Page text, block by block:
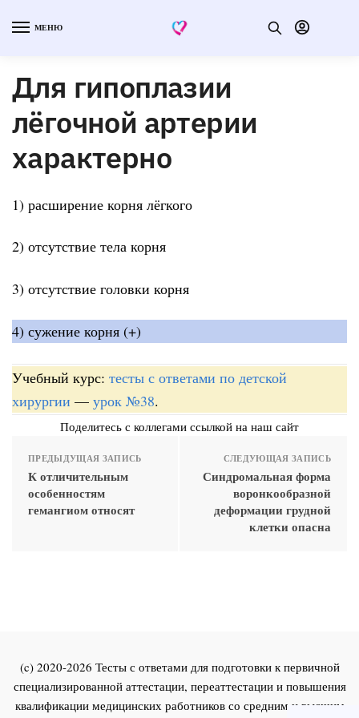
МЕНЮ
Для гипоплазии
лёгочной артерии
характерно
1) расширение корня лёгкого
2) отсутствие тела корня
3) отсутствие головки корня
4) сужение корня (+)
Учебный курс: тесты с ответами по детской
хирургии — урок №38.
Поделитесь с коллегами ссылкой на наш сайт
ПРЕДЫДУЩАЯ ЗАПИСЬ
К отличительным
особенностям
гемангиом относят
СЛЕДУЮЩАЯ ЗАПИСЬ
Синдромальная форма
воронкообразной
деформации грудной
клетки опасна
(c) 2020-2026 Тесты с ответами для подготовки к первичной
специализированной аттестации, переаттестации и повышения
квалификации медицинских работников со средним и высшим